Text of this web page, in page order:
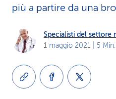
m
e
n
più a partire da una
Specialisti del settore
1 maggio 2021 | 5